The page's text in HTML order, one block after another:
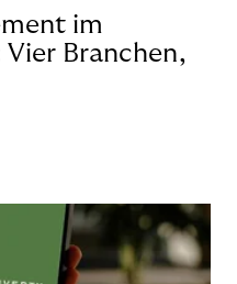
im
Vier Branchen,